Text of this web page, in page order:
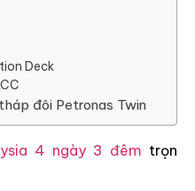
Deck
đôi Petronas Twin
4 ngày 3 đêm trọn